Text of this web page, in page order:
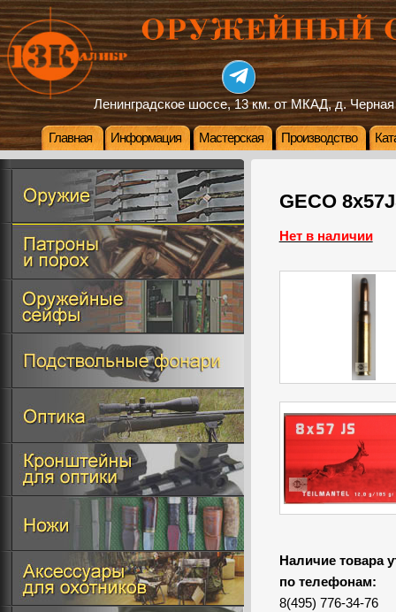
Ленинградское шоссе, 13 км. от МКАД, д. Черная
Главная Информация Мастерская Производство
GECO
Нет в наличии
Наличие товара
по телефонам:
8(495) 776-34-76